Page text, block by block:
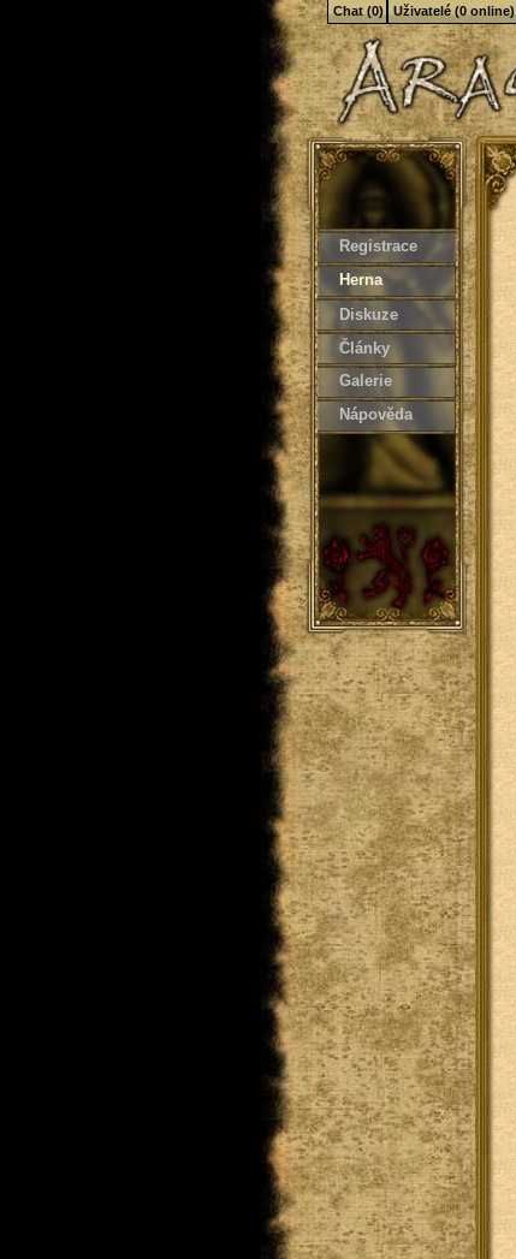
Registrace
Herna
Diskuze
Články
Galerie
Nápověda
Chat (0) Uživatelé (0 online)